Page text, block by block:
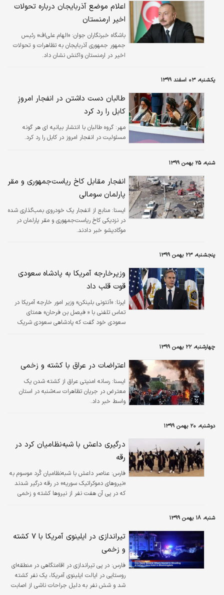
اعلام موضع آذربایجان درباره تحولات
اخیر ارمنستان
باشگاه خبرنگاران جوان: «الهام علی‌اف» رئیس
جمهور جمهوری آذربایجان به تظاهرات و تحولات
اخیر در ارمنستان واکنش نشان داد.
یکشنبه، ۰۳ اسفند ۱۳۹۹
طالبان دست داشتن در انفجار امروزِ
کابل را رد کرد
مهر:گروه طالبان با انتشار بیانیه ای هر گونه
مسئولیت در انفجار امروز در کابل را رد کرد.
شنبه، ۲۵ بهمن ۱۳۹۹
انفجار مقابل کاخ ریاست‌جمهوری و مقر
پارلمان سومالی
ايسنا: منابع از انفجار یک خودروی بمب‌گذاری شده
در نزدیکی کاخ ریاست‌جمهوری و مقر پارلمان در
موگادیشو خبر دادند.
پنجشنبه، ۲۳ بهمن ۱۳۹۹
وزیرخارجه آمریکا به پادشاه سعودی
قوت قلب داد
ایرنا: «آنتونی بلینکن» وزیر امور خارجه آمریکا در
تماس تلفنی با « فیصل بن فرحان» همتای
سعودی خود گفت که پادشاهی سعودی شریک
چهارشنبه، ۲۲ بهمن ۱۳۹۹
اعتراضات در عراق با کشته و زخمی
ايسنا: رسانه امنیتی عراق از کشته شدن یک
معترض در جریان تظاهرات سه‌شنبه در استان
واسط خبر داد.
دوشنبه، ۲۰ بهمن ۱۳۹۹
درگیری داعش با شبه‌نظامیان کرد در
رقه
فارس: عناصر داعش با شبه‌نظامیان کُرد موسوم به
«نیروهای دموکراتیک سوریه» در رقه درگیر شدند
که در پی آن هفت نفر از نیروها کشته و زخمی
شنبه، ۱۸ بهمن ۱۳۹۹
تیراندازی در ایلینوی آمریکا با ۷ کشته
و زخمی
فارس: در پی تیراندازی در اقامتگاهی در منطقه‌ای
روستایی در ایالت ایلینوی آمریکا، یک نفر کشته
شد و شش نفر به دلیل جراحات ناشی از اصابت